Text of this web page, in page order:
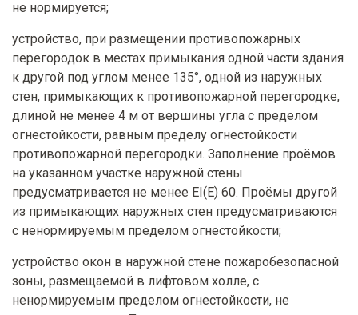
не нормируется;
устройство, при размещении противопожарных
перегородок в местах примыкания одной части здания
к другой под углом менее 135°, одной из наружных
стен, примыкающих к противопожарной перегородке,
длиной не менее 4 м от вершины угла с пределом
огнестойкости, равным пределу огнестойкости
противопожарной перегородки. Заполнение проёмов
на указанном участке наружной стены
предусматривается не менее EI(E) 60. Проёмы другой
из примыкающих наружных стен предусматриваются
с ненормируемым пределом огнестойкости;
устройство окон в наружной стене пожаробезопасной
зоны, размещаемой в лифтовом холле, с
ненормируемым пределом огнестойкости, не